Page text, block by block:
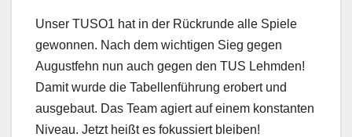
Unser TUSO1 hat in der Rückrunde alle Spiele
gewonnen. Nach dem wichtigen Sieg gegen
Augustfehn nun auch gegen den TUS Lehmden!
Damit wurde die Tabellenführung erobert und
ausgebaut. Das Team agiert auf einem konstanten
Niveau. Jetzt heißt es fokussiert bleiben!